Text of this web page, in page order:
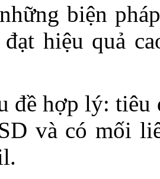
biện
đạt hiệu quả
đề hợp lý: tiêu
và có mối